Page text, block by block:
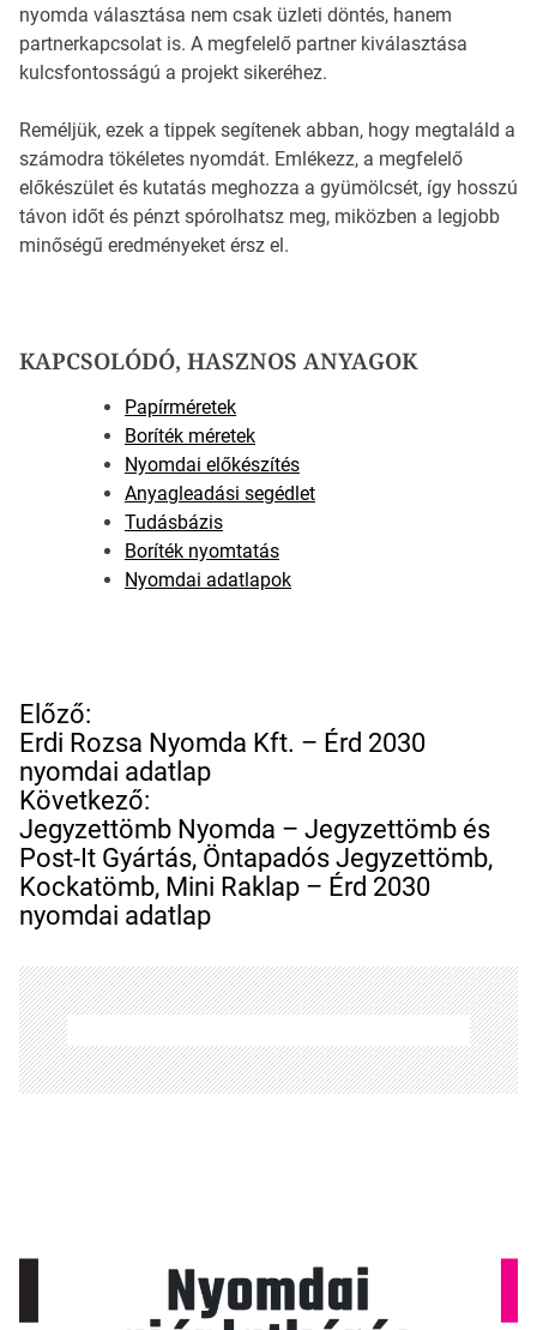
nyomda választása nem csak üzleti döntés, hanem
partnerkapcsolat is. A megfelelő partner kiválasztása
kulcsfontosságú a projekt sikeréhez.
Reméljük, ezek a tippek segítenek abban, hogy megtaláld a
számodra tökéletes nyomdát. Emlékezz, a megfelelő
előkészület és kutatás meghozza a gyümölcsét, így hosszú
távon időt és pénzt spórolhatsz meg, miközben a legjobb
minőségű eredményeket érsz el.
KAPCSOLÓDÓ, HASZNOS ANYAGOK
Papírméretek
Boríték méretek
Nyomdai előkészítés
Anyagleadási segédlet
Tudásbázis
Boríték nyomtatás
Nyomdai adatlapok
B
e
j
e
g
y
z
é
s
n
a
v
i
g
Előző:
Erdi Rozsa Nyomda Kft. – Érd 2030
nyomdai adatlap
Következő:
Jegyzettömb Nyomda – Jegyzettömb és
Post-It Gyártás, Öntapadós Jegyzettömb,
Kockatömb, Mini Raklap – Érd 2030
nyomdai adatlap